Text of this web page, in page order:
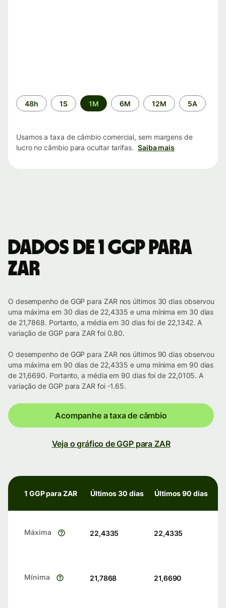
Período
de
48h 1S 1M 6M 12M 5A
Usamos a taxa de câmbio comercial, sem margens de
lucro no câmbio para ocultar tarifas. Saiba mais
Dados de 1 GGP para
ZAR
O desempenho de GGP para ZAR nos últimos 30 dias observou
uma máxima em 30 dias de 22,4335 e uma mínima em 30 dias
de 21,7868. Portanto, a média em 30 dias foi de 22,1342. A
variação de GGP para ZAR foi 0.80.
O desempenho de GGP para ZAR nos últimos 90 dias observou
uma máxima em 90 dias de 22,4335 e uma mínima em 90 dias
de 21,6690. Portanto, a média em 90 dias foi de 22,0105. A
variação de GGP para ZAR foi -1.65.
Acompanhe a taxa de câmbio
Veja o gráfico de GGP para ZAR
1 GGP para ZAR Últimos 30 dias Últimos 90 dias
Máxima 22,4335 22,4335
Mínima 21,7868 21,6690